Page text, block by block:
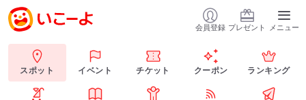
会員登録 プレゼント メニュー
スポット イベント チケット クーポン ランキング